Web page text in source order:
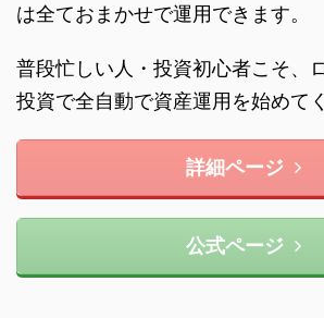
は全ておまかせで運用できます。
普段忙しい人・投資初心者こそ、
投資で全自動で資産運用を始めて
詳細ページ
公式ページ